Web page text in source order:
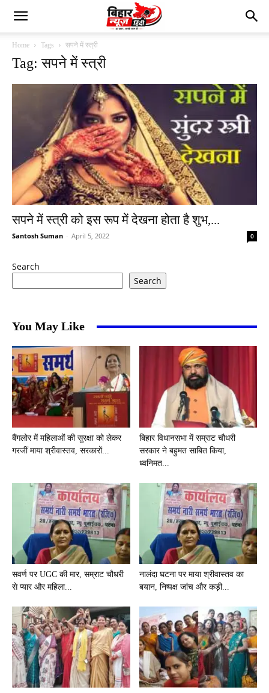
Home Tags सपने में स्त्री
Tag: सपने में स्त्री
सपने में स्त्री को इस रूप में देखना होता है शुभ,...
Santosh Suman - April 5, 2022 0
Search
Search
You May Like
बैंगलोर में महिलाओं की सुरक्षा को लेकर
गरजीं माया श्रीवास्तव, सरकारों...
बिहार विधानसभा में सम्राट चौधरी
सरकार ने बहुमत साबित किया,
ध्वनिमत...
सवर्ण पर UGC की मार, सम्राट चौधरी
से प्यार और महिला...
नालंदा घटना पर माया श्रीवास्तव का
बयान, निष्पक्ष जांच और कड़ी...